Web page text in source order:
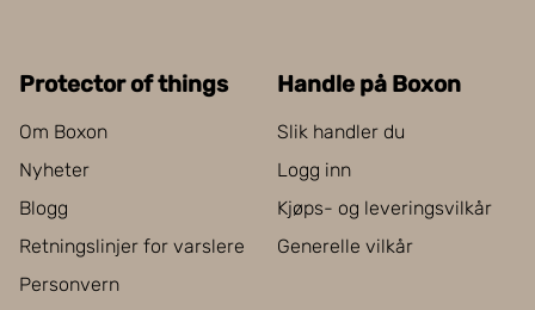
Protector of things
Om Boxon
Nyheter
Blogg
Retningslinjer for varslere
Personvern
Handle på Boxon
Slik handler du
Logg inn
Kjøps- og leveringsvilkår
Generelle vilkår